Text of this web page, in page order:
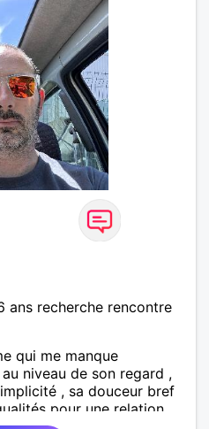
ans recherche rencontre
qui me manque
niveau de son regard ,
, sa douceur bref
pour une relation